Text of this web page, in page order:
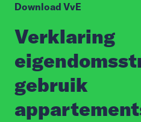
Download VvE
Verklaring
gebruik